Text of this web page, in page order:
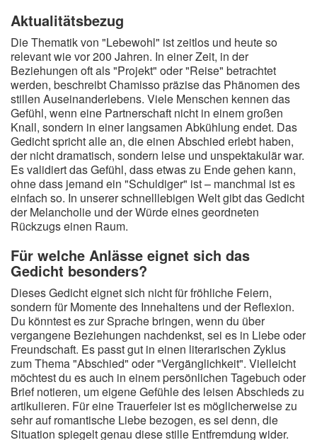
Aktualitätsbezug
Die Thematik von "Lebewohl" ist zeitlos und heute so
relevant wie vor 200 Jahren. In einer Zeit, in der
Beziehungen oft als "Projekt" oder "Reise" betrachtet
werden, beschreibt Chamisso präzise das Phänomen des
stillen Auseinanderlebens. Viele Menschen kennen das
Gefühl, wenn eine Partnerschaft nicht in einem großen
Knall, sondern in einer langsamen Abkühlung endet. Das
Gedicht spricht alle an, die einen Abschied erlebt haben,
der nicht dramatisch, sondern leise und unspektakulär war.
Es validiert das Gefühl, dass etwas zu Ende gehen kann,
ohne dass jemand ein "Schuldiger" ist – manchmal ist es
einfach so. In unserer schnelllebigen Welt gibt das Gedicht
der Melancholie und der Würde eines geordneten
Rückzugs einen Raum.
Für welche Anlässe eignet sich das
Gedicht besonders?
Dieses Gedicht eignet sich nicht für fröhliche Feiern,
sondern für Momente des Innehaltens und der Reflexion.
Du könntest es zur Sprache bringen, wenn du über
vergangene Beziehungen nachdenkst, sei es in Liebe oder
Freundschaft. Es passt gut in einen literarischen Zyklus
zum Thema "Abschied" oder "Vergänglichkeit". Vielleicht
möchtest du es auch in einem persönlichen Tagebuch oder
Brief notieren, um eigene Gefühle des leisen Abschieds zu
artikulieren. Für eine Trauerfeier ist es möglicherweise zu
sehr auf romantische Liebe bezogen, es sei denn, die
Situation spiegelt genau diese stille Entfremdung wider.